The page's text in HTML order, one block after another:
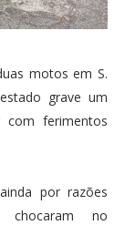
motos em S.
grave um
ferimentos
por razões
chocaram no